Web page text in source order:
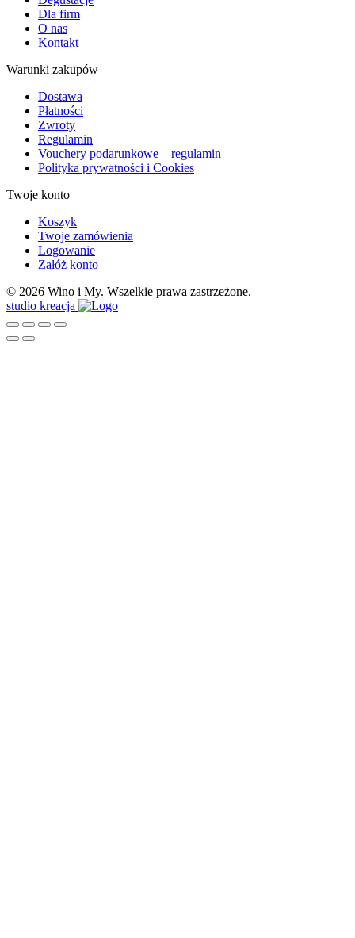
Dla firm
O nas
Kontakt
Warunki zakupów
Dostawa
Płatności
Zwroty
Regulamin
Vouchery podarunkowe – regulamin
Polityka prywatności i Cookies
Twoje konto
Koszyk
Twoje zamówienia
Logowanie
Załóż konto
© 2026 Wino i My. Wszelkie prawa zastrzeżone.
studio kreacja